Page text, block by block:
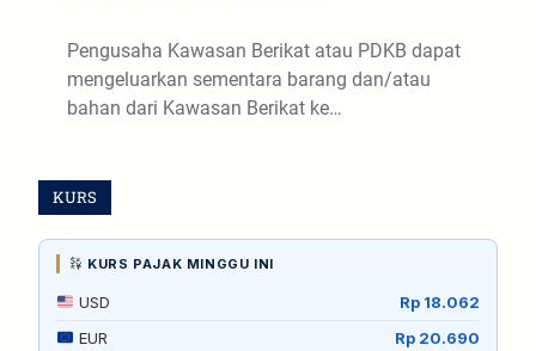
Pengusaha Kawasan Berikat atau PDKB dapat
mengeluarkan sementara barang dan/atau
bahan dari Kawasan Berikat ke…
KURS
KURS PAJAK MINGGU INI
USD
Rp 18.062
EUR
Rp 20.690